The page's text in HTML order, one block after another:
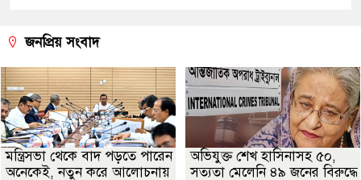
জনপ্রিয় সংবাদ
মন্ত্রিসভা থেকে বাদ পড়তে পারেন
অনেকেই, নতুন করে আলোচনায়
অভিযুক্ত শেখ হাসিনাসহ ৫০,
সত্যতা মেলেনি ৪৯ জনের বিরুদ্ধে